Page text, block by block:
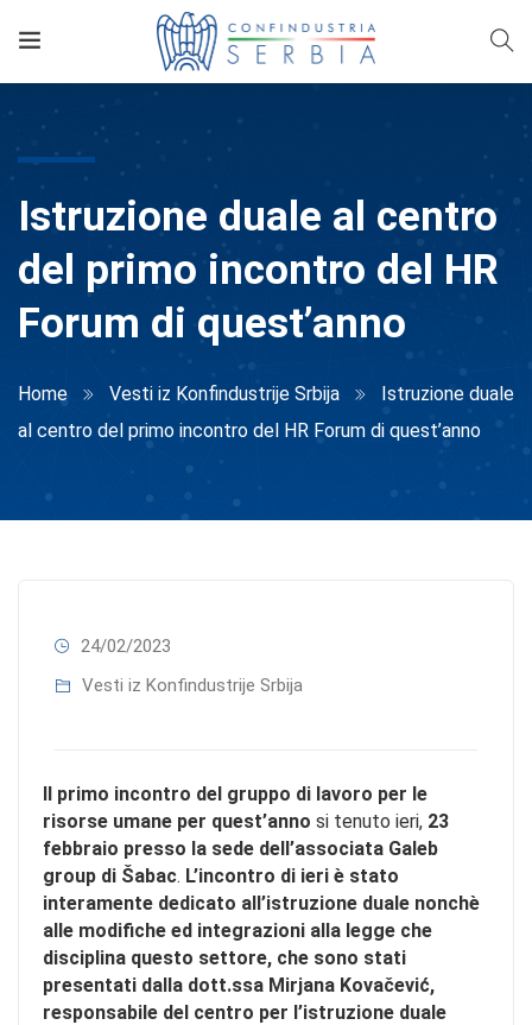
Istruzione duale al centro
del primo incontro del HR
Forum di quest’anno
Home Vesti iz Konfindustrije Srbija
Istruzione duale
al centro del primo incontro del HR Forum di quest’anno
24/02/2023
Vesti iz Konfindustrije Srbija
Il primo incontro del gruppo di lavoro per le
risorse umane per quest’anno si tenuto ieri, 23
febbraio presso la sede dell’associata Galeb
group di Šabac. L’incontro di ieri è stato
interamente dedicato all’istruzione duale nonchè
alle modifiche ed integrazioni alla legge che
disciplina questo settore, che sono stati
presentati dalla dott.ssa Mirjana Kovačević,
responsabile del centro per l’istruzione duale